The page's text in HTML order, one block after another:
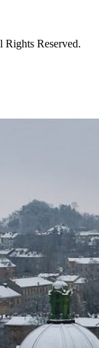
Reserved.